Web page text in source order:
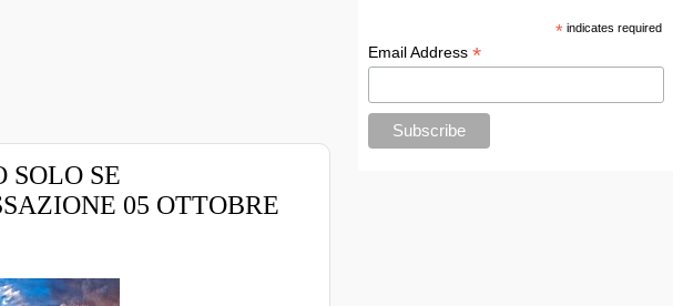
SOLO SE
05 OTTOBRE
*indicates required
Email Address *